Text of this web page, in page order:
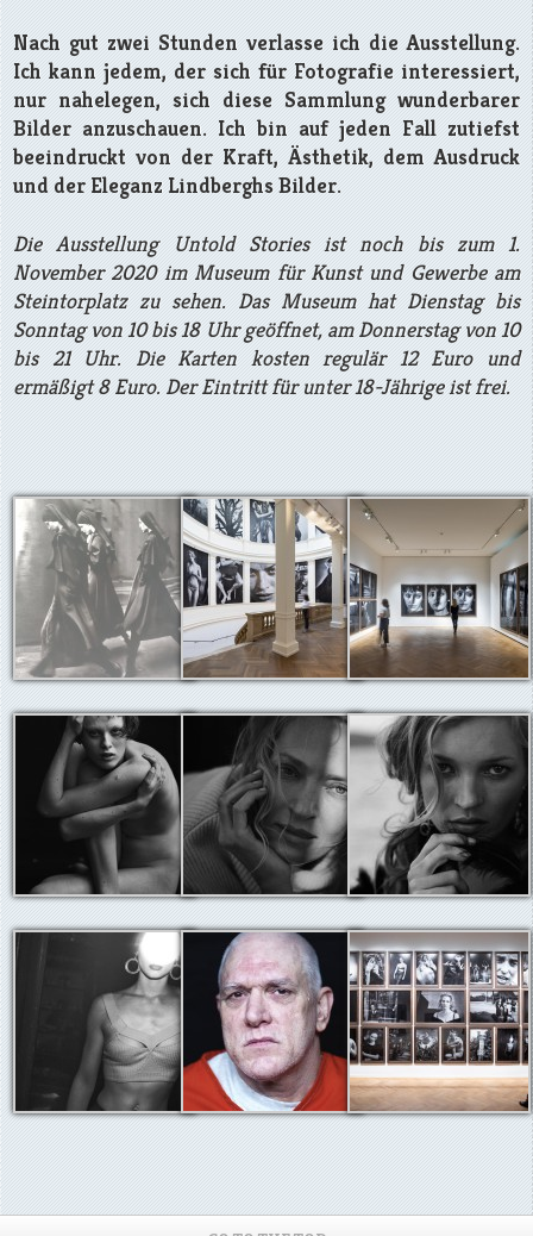
Nach gut zwei Stunden verlasse ich die Ausstellung.
Ich kann jedem, der sich für Fotografie interessiert,
nur nahelegen, sich diese Sammlung wunderbarer
Bilder anzuschauen. Ich bin auf jeden Fall zutiefst
beeindruckt von der Kraft, Ästhetik, dem Ausdruck
und der Eleganz Lindberghs Bilder.
Die Ausstellung Untold Stories ist noch bis zum 1.
November 2020 im Museum für Kunst und Gewerbe am
Steintorplatz zu sehen. Das Museum hat Dienstag bis
Sonntag von 10 bis 18 Uhr geöffnet, am Donnerstag von 10
bis 21 Uhr. Die Karten kosten regulär 12 Euro und
ermäßigt 8 Euro. Der Eintritt für unter 18-Jährige ist frei.